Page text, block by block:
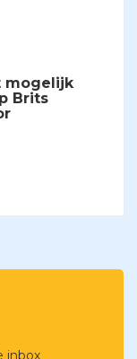
mogelijk
Brits
inbox